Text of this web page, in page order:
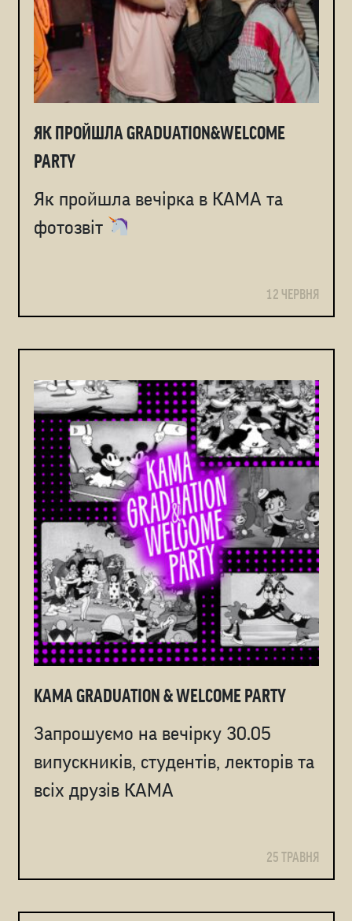
ЯК ПРОЙШЛА GRADUATION&WELCOME
PARTY
Як пройшла вечірка в КАМА та
фотозвіт
12 ЧЕРВНЯ
KAMA GRADUATION & WELCOME PARTY
Запрошуємо на вечірку 30.05
випускників, студентів, лекторів та
всіх друзів КАМА
25 ТРАВНЯ